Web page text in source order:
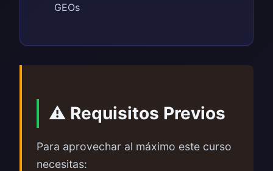
GEOs
⚠️ Requisitos Previos
Para aprovechar al máximo este curso
necesitas: